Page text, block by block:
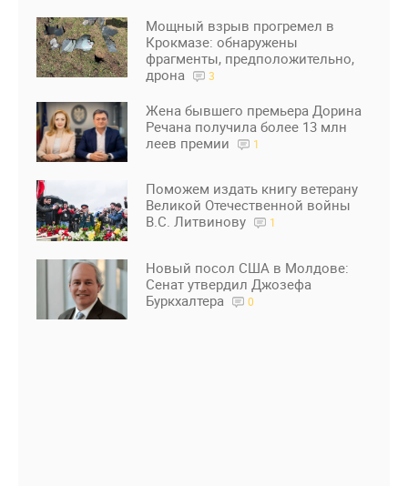
Мощный взрыв прогремел в
Крокмазе: обнаружены
фрагменты, предположительно,
дрона
3
Жена бывшего премьера Дорина
Речана получила более 13 млн
леев премии
1
Поможем издать книгу ветерану
Великой Отечественной войны
В.С. Литвинову
1
Новый посол США в Молдове:
Сенат утвердил Джозефа
Буркхалтера
0